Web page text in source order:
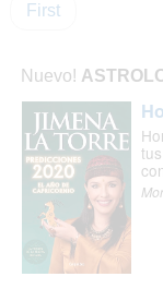
First
Nuevo!